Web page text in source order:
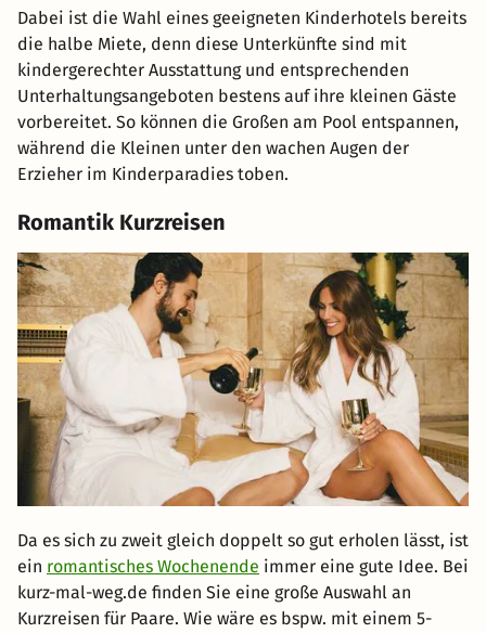
Dabei ist die Wahl eines geeigneten Kinderhotels bereits
die halbe Miete, denn diese Unterkünfte sind mit
kindergerechter Ausstattung und entsprechenden
Unterhaltungsangeboten bestens auf ihre kleinen Gäste
vorbereitet. So können die Großen am Pool entspannen,
während die Kleinen unter den wachen Augen der
Erzieher im Kinderparadies toben.
Romantik Kurzreisen
Da es sich zu zweit gleich doppelt so gut erholen lässt, ist
ein romantisches Wochenende immer eine gute Idee. Bei
kurz-mal-weg.de finden Sie eine große Auswahl an
Kurzreisen für Paare. Wie wäre es bspw. mit einem 5-